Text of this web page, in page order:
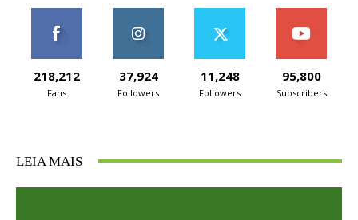
218,212
Fans
37,924
Followers
11,248
Followers
95,800
Subscribers
LEIA MAIS